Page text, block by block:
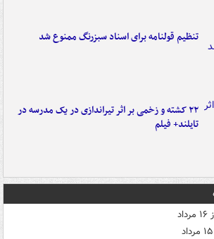
تنظیم قولنامه برای اسناد سبزرنگ ممنوع شد
۲۲ کشته و زخمی بر اثر تیراندازی در یک مدرسه در
تایلند+ فیلم